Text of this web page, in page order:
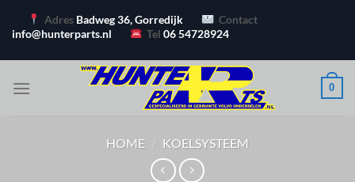
naar
Adres Badweg 36, Gorredijk
Contact
info@hunterparts.nl
Tel06 54728924
0
HOME / KOELSYSTEEM